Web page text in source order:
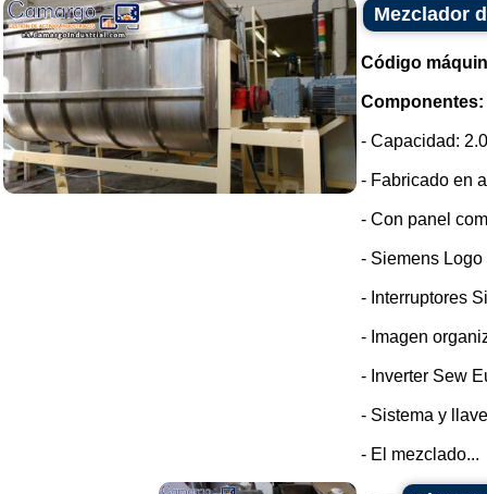
Mezclador
Código
Componentes:
- Capacidad:
- Fabricado en
- Con panel
- Siemens Logo
- Interruptores
- Imagen
- Inverter Sew
- Sistema y
- El mezclado...